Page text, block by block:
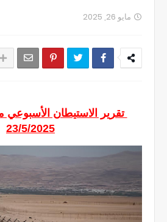
مايو 26, 2025
23/5/2025